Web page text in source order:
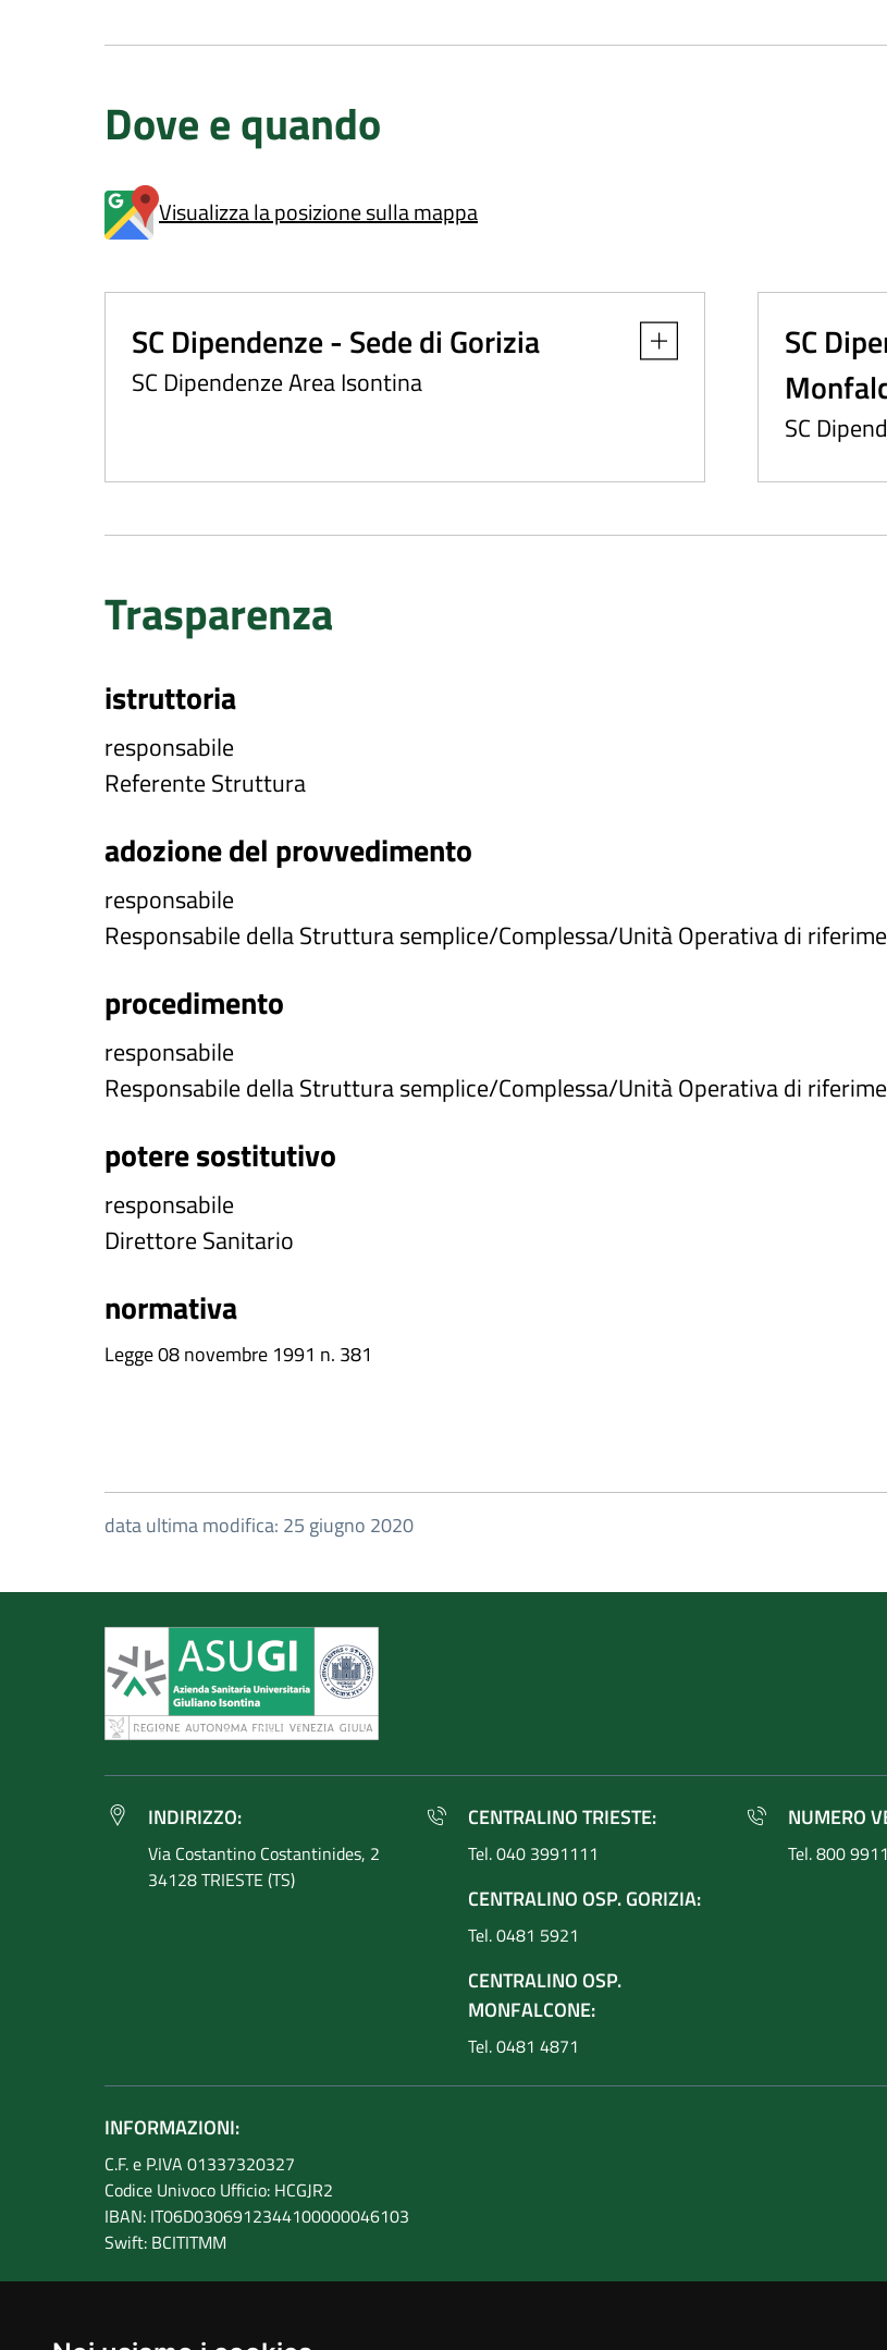
Dove e quando
Visualizza la posizione sulla mappa
SC Dipendenze - Sede di Gorizia
SC Dipendenze Area Isontina
Apri dettaglio
SC
SC
Trasparenza
istruttoria
responsabile
Referente Struttura
adozione del provvedimento
responsabile
Responsabile della Struttura semplice/Complessa/Unità Operativa di
procedimento
responsabile
Responsabile della Struttura semplice/Complessa/Unità Operativa di
potere sostitutivo
responsabile
Direttore Sanitario
normativa
Legge 08 novembre 1991 n. 381
data ultima modifica: 25 giugno 2020
INDIRIZZO:
Via Costantino Costantinides, 2
34128 TRIESTE (TS)
CENTRALINO TRIESTE:
Tel. 040 3991111
CENTRALINO OSP. GORIZIA:
Tel. 0481 5921
CENTRALINO OSP.
MONFALCONE:
Tel. 0481 4871
NUMERO
Tel. 800
INFORMAZIONI:
C.F. e P.IVA 01337320327
Codice Univoco Ufficio: HCGJR2
IBAN: IT06D0306912344100000046103
Swift: BCITITMM